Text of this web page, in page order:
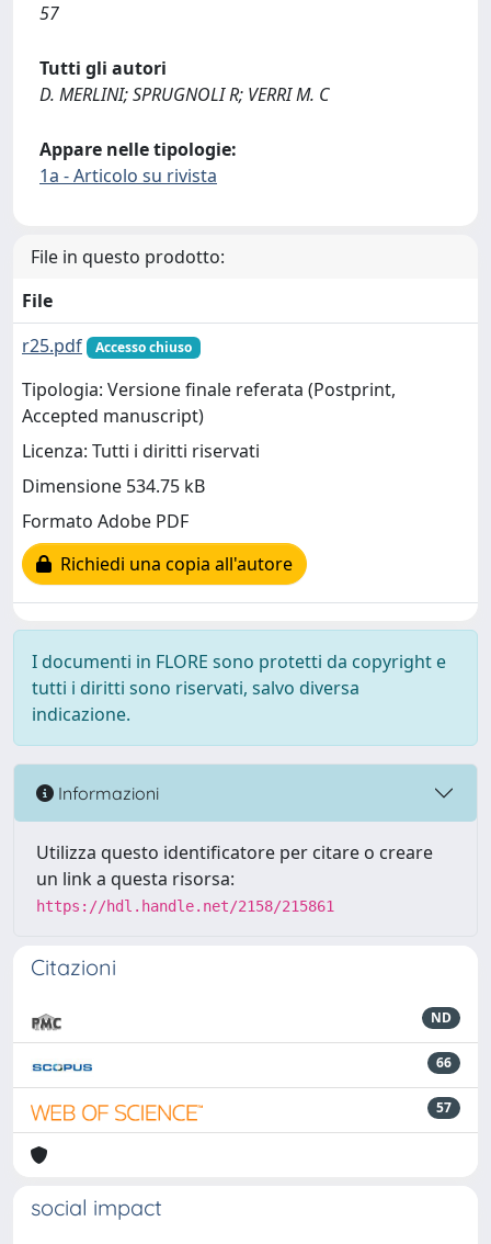
57
Tutti gli autori
D. MERLINI; SPRUGNOLI R; VERRI M. C
Appare nelle tipologie:
1a - Articolo su rivista
File in questo prodotto:
File
r25.pdf
Accesso chiuso
Tipologia: Versione finale referata (Postprint,
Accepted manuscript)
Licenza: Tutti i diritti riservati
Dimensione 534.75 kB
Formato Adobe PDF
Richiedi una copia all'autore
I documenti in FLORE sono protetti da copyright e
tutti i diritti sono riservati, salvo diversa
indicazione.
Informazioni
Utilizza questo identificatore per citare o creare
un link a questa risorsa:
https://hdl.handle.net/2158/215861
Citazioni
ND
66
57
social impact